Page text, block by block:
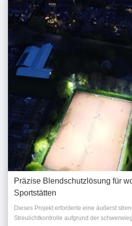
Präzise Blendschutzlösung für
Sportstätten
Dieses Projekt erforderte eine äußerst
Streulichtkontrolle aufgrund der